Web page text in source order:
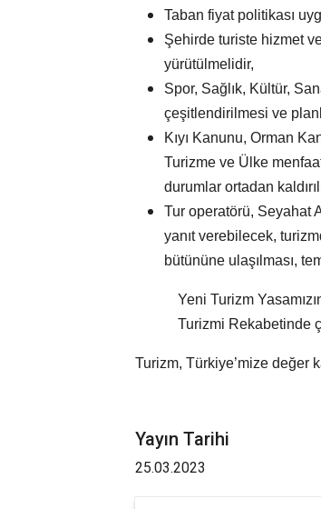
Taban fiyat politikası
Şehirde turiste hizmet
yürütülmelidir,
Spor, Sağlık, Kültür,
çeşitlendirilmesi ve
Kıyı Kanunu, Orman
Turizme ve Ülke
durumlar ortadan
Tur operatörü, Seyahat
yanıt verebilecek,
bütününe ulaşılması,
Yeni Turizm
Turizmi Rekabetinde
Turizm, Türkiye’mize değer
Yayın Tarihi
25.03.2023